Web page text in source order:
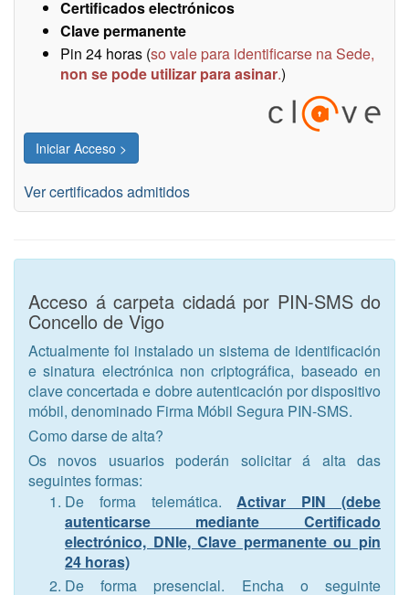
Certificados electrónicos
Clave permanente
Pin 24 horas (so vale para identificarse na Sede,
non se pode utilizar para asinar.)
Ver certificados admitidos
Acceso á carpeta cidadá por PIN-SMS do
Concello de Vigo
Actualmente foi instalado un sistema de identificación
e sinatura electrónica non criptográfica, baseado en
clave concertada e dobre autenticación por dispositivo
móbil, denominado Firma Móbil Segura PIN-SMS.
Como darse de alta?
Os novos usuarios poderán solicitar á alta das
seguintes formas:
De forma telemática.Activar PIN (debe
autenticarse mediante Certificado
electrónico, DNIe, Clave permanente ou pin
24 horas)
De forma presencial. Encha o seguinte